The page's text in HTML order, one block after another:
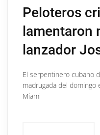
Peloteros
lamentaron
lanzador
El serpentinero cubano
madrugada del
Miami